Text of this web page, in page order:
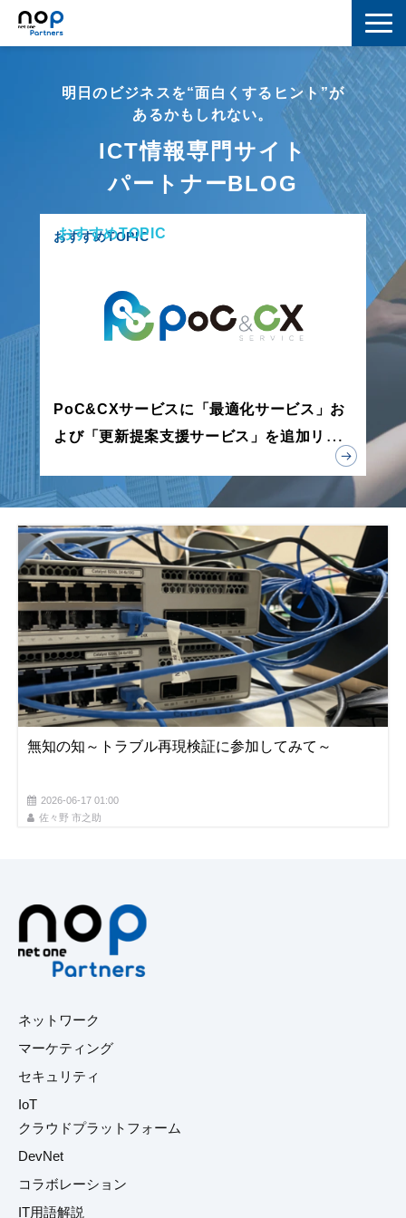
マーケティング
セキュリティ
コラボレーション
IT用語解説
明日のビジネスを“面白くするヒント”が
あるかもしれない。
ICT情報専門サイト
パートナーBLOG
おすすめTOPIC
PoC&CXサービスに「最適化サービス」お
よび「更新提案支援サービス」を追加リリ
おすすめTOPIC
無知の知～トラブル再現検証に参加してみて～
2026-06-17 01:00
佐々野 市之助
ネットワーク
マーケティング
セキュリティ
IoT
クラウドプラットフォーム
DevNet
コラボレーション
IT用語解説